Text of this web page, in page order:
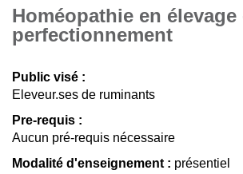
Homéopathie en élevage
perfectionnement
Public visé :
Eleveur.ses de ruminants
Pre-requis :
Aucun pré-requis nécessaire
Modalité d'enseignement : présentiel